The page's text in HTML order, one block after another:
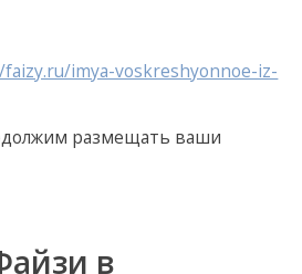
imya-voskreshyonnoe-iz-
размещать ваши
в